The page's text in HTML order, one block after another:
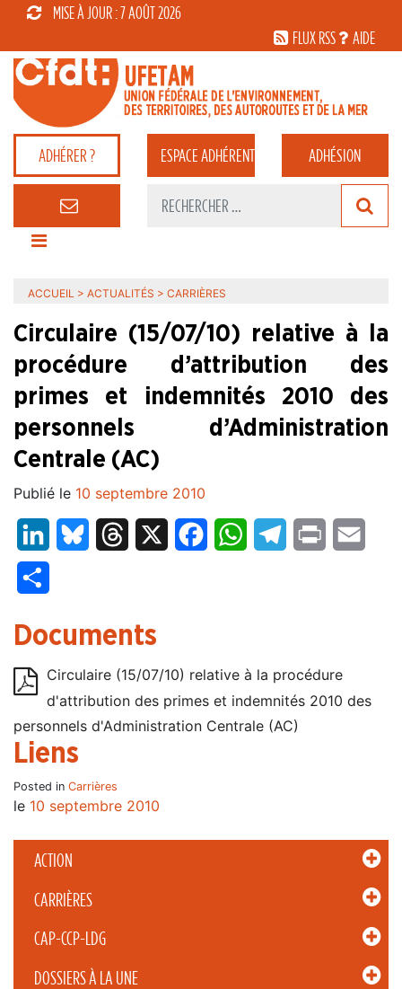
MISE À JOUR : 7 AOÛT 2026
FLUX RSS
AIDE
ADHÉRER ? ESPACEADHÉRENT ADHÉSION
ACTION
CARRIÈRES
CAP-CCP-LDG
DOSSIERS À LA UNE
ACCUEIL > ACTUALITÉS > CARRIÈRES
Circulaire (15/07/10) relative à la
procédure d’attribution des
primes et indemnités 2010 des
personnels d’Administration
Centrale (AC)
Publié le 10 septembre 2010
LinkedInBluesky Threads FacebookWhatsAppTelegram
Print
Documents
Circulaire (15/07/10) relative à la procédure
d'attribution des primes et indemnités 2010 des
personnels d'Administration Centrale (AC)
Liens
Posted in Carrières
le 10 septembre 2010